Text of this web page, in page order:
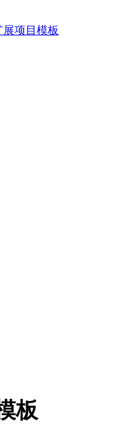
展项目模板
板